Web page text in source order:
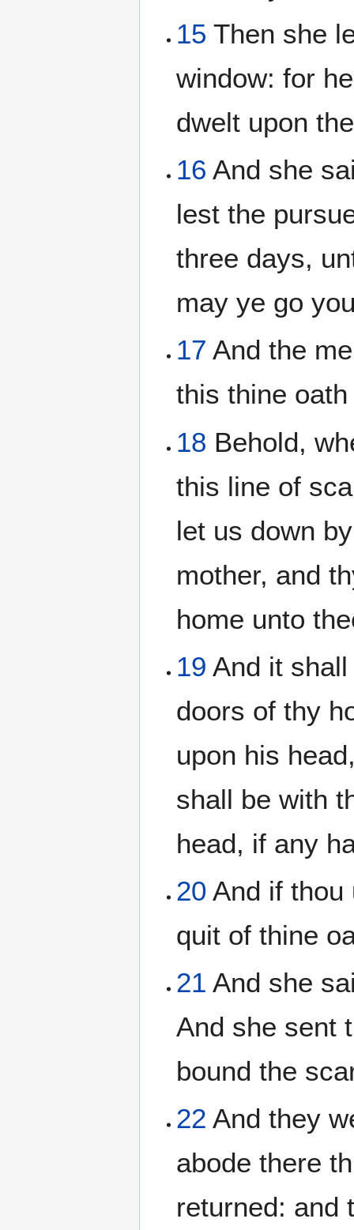
15 Then she
window: for
dwelt upon
16 And she
lest the
three days,
may ye go
17 And the
this thine
18 Behold,
this line of
let us down
mother, and
home unto
19 And it
doors of thy
upon his
shall be with
head, if any
20 And if thou
quit of thine
21 And she
And she sent
bound the
22 And they
abode there
returned: and